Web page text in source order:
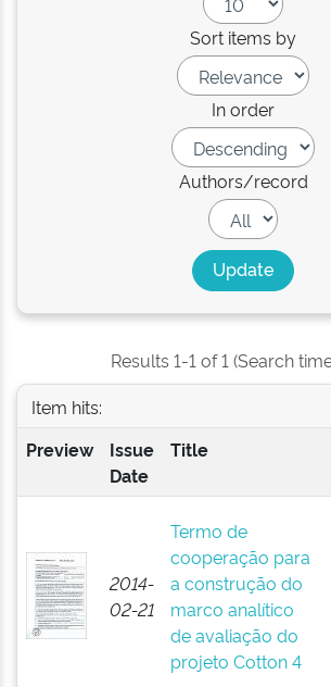
Sort items by
In order
Authors/record
Results 1-1 of 1 (Search
Item hits:
Preview
Issue
Date
Title
2014-
02-21
Termo de
cooperação para
a construção do
marco analítico
de avaliação do
projeto Cotton 4